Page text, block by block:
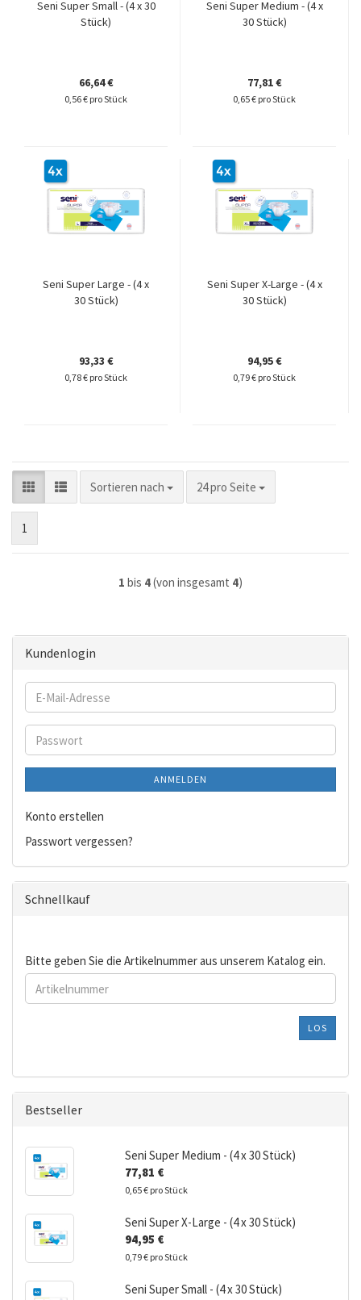
Seni Super Small - (4 x 30
Stück)
66,64 €
0,56 € pro Stück
Seni Super Medium - (4 x
30 Stück)
77,81 €
0,65 € pro Stück
Seni Super Large - (4 x
30 Stück)
93,33 €
0,78 € pro Stück
Seni Super X-Large - (4 x
30 Stück)
94,95 €
0,79 € pro Stück
Sortieren nach
Sortieren nach 24 pro Seite
pro Seite
1
1 bis 4(von insgesamt 4)
Kundenlogin
E-
Mail-
Passwort
ANMELDEN
Konto erstellen
Passwort vergessen?
Schnellkauf
BITTE
GEBEN
SIE
KATALOG
EIN.
Bitte geben Sie die Artikelnummer aus unserem Katalog ein.
LOS
Bestseller
Seni Super Medium - (4 x 30 Stück)
77,81 €
0,65 € pro Stück
Seni Super X-Large - (4 x 30 Stück)
94,95 €
0,79 € pro Stück
Seni Super Small - (4 x 30 Stück)